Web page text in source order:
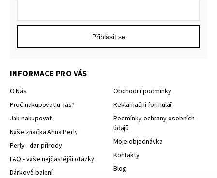
INFORMACE PRO VÁS
O Nás
Proč nakupovat u nás?
Jak nakupovat
Naše značka Anna Perly
Perly - dar přírody
FAQ - vaše nejčastější otázky
Dárkové balení
Obchodní podmínky
Reklamační formulář
Podmínky ochrany osobních
údajů
Moje objednávka
Kontakty
Blog
Přihlásit se